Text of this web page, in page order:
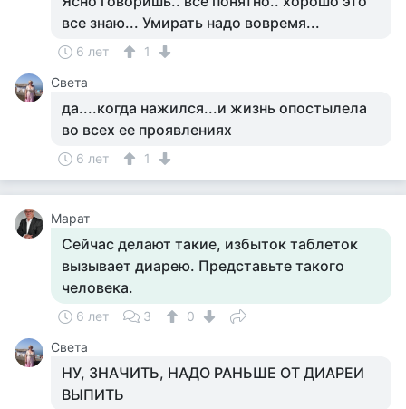
все знаю... Умирать надо вовремя...
6 лет
1
Света
да....когда нажился...и жизнь опостылела
во всех ее проявлениях
6 лет 1
Марат
Сейчас делают такие, избыток таблеток
вызывает диарею. Представьте такого
человека.
6 лет 3
0
Света
НУ, ЗНАЧИТЬ, НАДО РАНЬШЕ ОТ ДИАРЕИ
ВЫПИТЬ